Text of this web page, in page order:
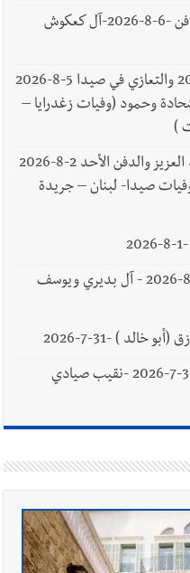
وفاة الحاجة رقية محمد حمودة -الدفن -6-8-2026-آل كعكوش
وفاة مصطفى محمد موسى 3-8-2026 والتعازي في صيدا 5-8-2026
وحمود (وفيات زغدرايا –
)
وفاة الشاب موسى محمد خلف عبد العزيز والدفن الأحد 2-8-2026
صيدا- لبنان – جريدة
وفاة بدرية يوسف بديري -الدفن 1-8-2026 - آل بديري ويوسف
خالد ) -31-7-2026
وفاة الحاج مصطفى محمود بوجي -31-7-2026 -نقيب صيادي